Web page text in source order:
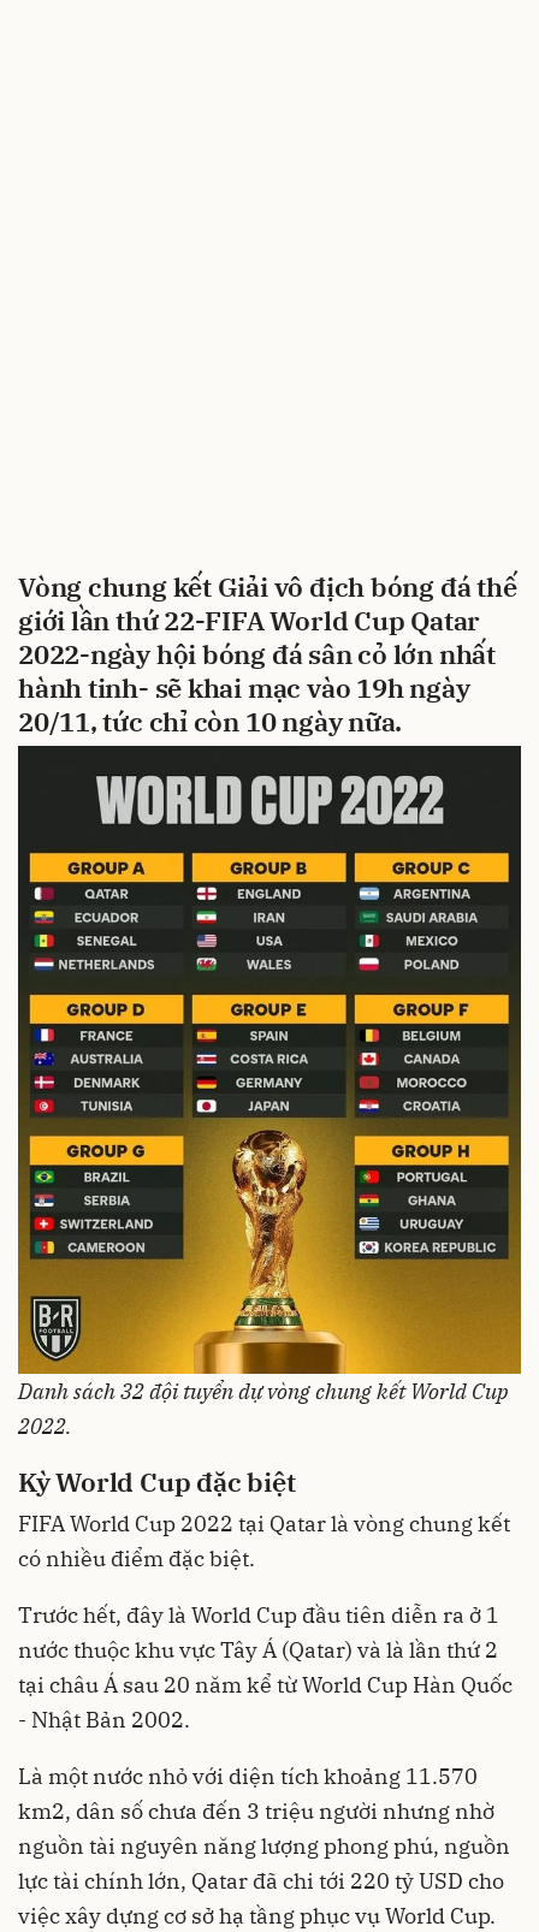
Vòng chung kết Giải vô địch bóng đá thế
giới lần thứ 22-FIFA World Cup Qatar
2022-ngày hội bóng đá sân cỏ lớn nhất
hành tinh- sẽ khai mạc vào 19h ngày
20/11, tức chỉ còn 10 ngày nữa.
Danh sách 32 đội tuyển dự vòng chung kết World Cup
2022.
Kỳ World Cup đặc biệt
FIFA World Cup 2022 tại Qatar là vòng chung kết
có nhiều điểm đặc biệt.
Trước hết, đây là World Cup đầu tiên diễn ra ở 1
nước thuộc khu vực Tây Á (Qatar) và là lần thứ 2
tại châu Á sau 20 năm kể từ World Cup Hàn Quốc
- Nhật Bản 2002.
Là một nước nhỏ với diện tích khoảng 11.570
km2, dân số chưa đến 3 triệu người nhưng nhờ
nguồn tài nguyên năng lượng phong phú, nguồn
lực tài chính lớn, Qatar đã chi tới 220 tỷ USD cho
việc xây dựng cơ sở hạ tầng phục vụ World Cup.